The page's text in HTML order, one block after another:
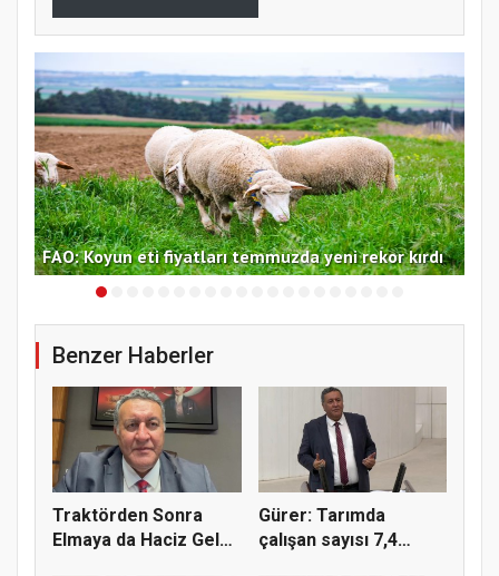
FAO: Koyun eti fiyatları temmuzda yeni rekor kırdı
Benzer Haberler
Traktörden Sonra
Elmaya da Haciz Geldi!
Gürer: Tarımda
çalışan sayısı 7,4